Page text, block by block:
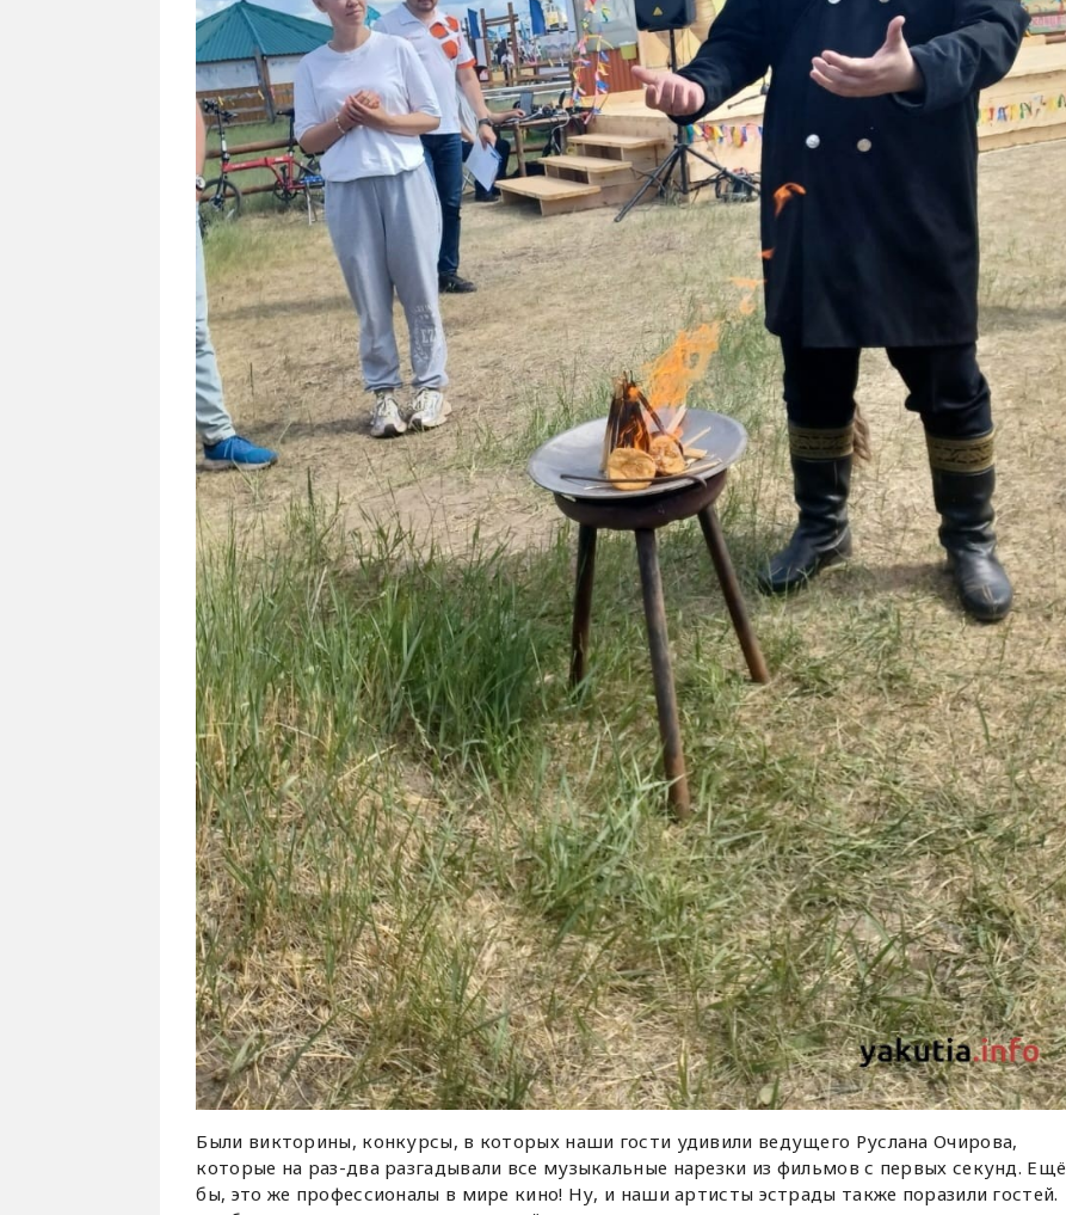
Были викторины, конкурсы, в которых наши гости удивили ведущего Руслана Очирова,
которые на раз-два разгадывали все музыкальные нарезки из фильмов с первых секунд. Ещё
бы, это же профессионалы в мире кино! Ну, и наши артисты эстрады также поразили гостей.